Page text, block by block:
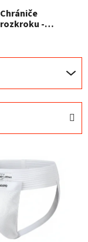
Chrániče
rozkroku -